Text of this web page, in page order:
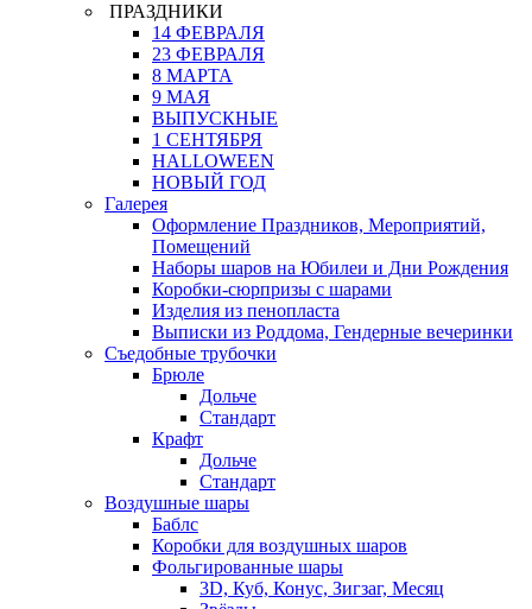
ПРАЗДНИКИ
14 ФЕВРАЛЯ
23 ФЕВРАЛЯ
8 МАРТА
9 МАЯ
ВЫПУСКНЫЕ
1 СЕНТЯБРЯ
HALLOWEEN
НОВЫЙ ГОД
Галерея
Оформление Праздников, Мероприятий,
Помещений
Наборы шаров на Юбилеи и Дни Рождения
Коробки-сюрпризы с шарами
Изделия из пенопласта
Выписки из Роддома, Гендерные вечеринки
Съедобные трубочки
Брюле
Дольче
Стандарт
Крафт
Дольче
Стандарт
Воздушные шары
Баблс
Коробки для воздушных шаров
Фольгированные шары
3D, Куб, Конус, Зигзаг, Месяц